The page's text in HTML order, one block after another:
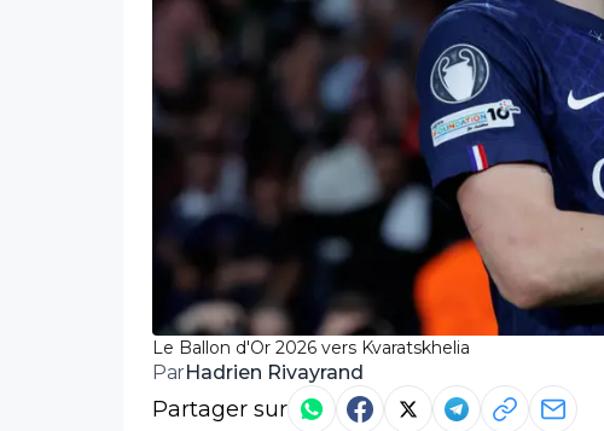
Le Ballon d'Or 2026 vers Kvaratskhelia
ParHadrien Rivayrand
Partager sur